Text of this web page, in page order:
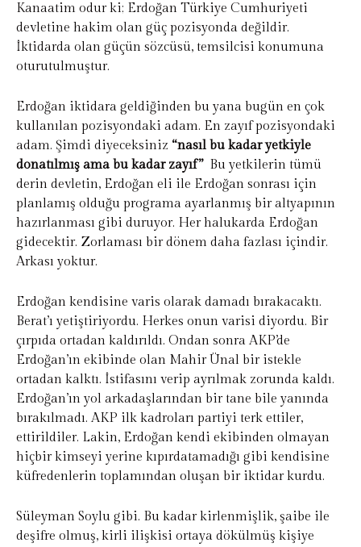
Kanaatim odur ki; Erdoğan Türkiye Cumhuriyeti
devletine hakim olan güç pozisyonda değildir.
İktidarda olan güçün sözcüsü, temsilcisi konumuna
oturutulmuştur.
Erdoğan iktidara geldiğinden bu yana bugün en çok
kullanılan pozisyondaki adam. En zayıf pozisyondaki
adam. Şimdi diyeceksiniz “nasıl bu kadar yetkiyle
donatılmış ama bu kadar zayıf”Bu yetkilerin tümü
derin devletin, Erdoğan eli ile Erdoğan sonrası için
planlamış olduğu programa ayarlanmış bir altyapının
hazırlanması gibi duruyor. Her halukarda Erdoğan
gidecektir. Zorlaması bir dönem daha fazlası içindir.
Arkası yoktur.
Erdoğan kendisine varis olarak damadı bırakacaktı.
Berat’ı yetiştiriyordu. Herkes onun varisi diyordu. Bir
çırpıda ortadan kaldırıldı. Ondan sonra AKP’de
Erdoğan’ın ekibinde olan Mahir Ünal bir istekle
ortadan kalktı. İstifasını verip ayrılmak zorunda kaldı.
Erdoğan’ın yol arkadaşlarından bir tane bile yanında
bırakılmadı. AKP ilk kadroları partiyi terk ettiler,
ettirildiler. Lakin, Erdoğan kendi ekibinden olmayan
hiçbir kimseyi yerine kıpırdatamadığı gibi kendisine
küfredenlerin toplamından oluşan bir iktidar kurdu.
Süleyman Soylu gibi. Bu kadar kirlenmişlik, şaibe ile
deşifre olmuş, kirli ilişkisi ortaya dökülmüş kişiye